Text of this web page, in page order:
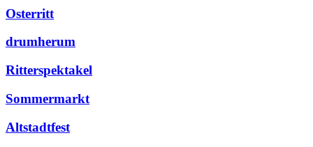
Osterritt
drumherum
Ritterspektakel
Sommermarkt
Altstadtfest